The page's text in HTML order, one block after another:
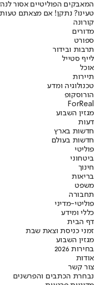
המאבקים הפוליטיים אסור
טעינו? נתקן! אם מצאתם
קורונה
מדורים
ספורט
תרבות ובידור
לייף סטייל
אוכל
תיירות
טכנולוגיה ומדע
הורוסקופ
ForReal
מגזין השבוע
דעות
חדשות בארץ
חדשות בעולם
פוליטי
ביטחוני
חינוך
בריאות
משפט
תחבורה
פוליטי-מדיני
כללי ומידע
דף הבית
זמני כניסת וצאת שבת
מגזין השבוע
בחירות 2026
אודות
צור קשר
נבחרת הכתבים והפרשנים